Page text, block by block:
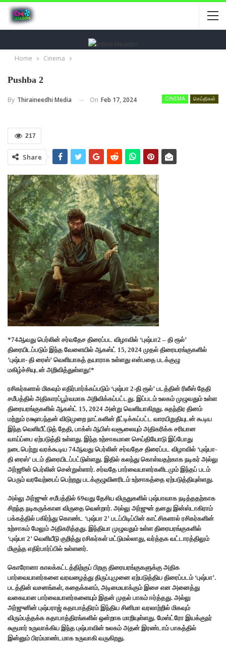
Home Cinema
Pushba 2
CINEMA செய்திகள்
By Thiraineedhi Media On Feb 17, 2024
217
Share
*74ஆவது பெர்லின் சர்வதேச திரைப்பட விழாவில் ‘புஷ்பா2 – தி ரூல்’
திரையிடப்படும் இந்த வேளையில் ஆகஸ்ட் 15, 2024 முதல் திரையரங்குகளில்
’புஷ்பா- தி ரைஸ்’ வெளியாகத் தயாராக உள்ளது என்பதை படக்குழு
மகிழ்ச்சியுடன் அறிவித்துள்ளது!*
ரசிகர்களால் மிகவும் எதிர்பார்க்கப்படும் ‘புஷ்பா 2-தி ரூல்’ படத்தின் ரிலீஸ் தேதி
சமீபத்தில் அதிகாரப்பூர்வமாக அறிவிக்கப்பட்டது. இப்படம் உலகம் முழுவதும் உள்ள
திரையரங்குகளில் ஆகஸ்ட் 15, 2024 அன்று வெளியாகிறது. சுதந்திர தினம்
மற்றும் ரக்ஷாபந்தன் விடுமுறை நாட்களின் நீட்டிக்கப்பட்ட வாரயிறுதியுடன் கூடிய
இந்த வெளியீட்டுத் தேதி, பாக்ஸ் ஆபிஸ் வசூலையும் அதிகரிக்க சரியான
வாய்ப்பை ஏற்படுத்தி உள்ளது. இந்த உற்சாகமான செய்தியோடு இப்போது
நடைபெற்று வரக்கூடிய 74ஆவது பெர்லின் சர்வதேச திரைப்பட விழாவில் ‘புஷ்பா-
தி ரைஸ்’ படம் திரையிடப்பட்டுள்ளது. இதில் கலந்து கொள்வதற்காக நடிகர் அல்லு
அர்ஜூன் பெர்லின் சென்றுள்ளார். சர்வதே பார்வையாளர்களிடமும் இந்தப் படம்
பெரும் வரவேற்பைப் பெற்றது படக்குழுவினரிடம் உற்சாகத்தை ஏற்படுத்தியுள்ளது.
அல்லு அர்ஜுன் சமீபத்தில் 69வது தேசிய விருதுகளில் புஷ்பாவாக நடித்ததற்காக
சிறந்த நடிகருக்கான விருதை வென்றார். அல்லு அர்ஜுன் தனது இன்ஸ்டாகிராம்
பக்கத்தில் பகிர்ந்து கொண்ட ‘புஷ்பா 2’ படப்பிடிப்பின் காட்சிகளால் ரசிகர்களின்
உற்சாகம் மேலும் அதிகரித்தது. இந்தியா முழுவதும் உள்ள திரையரங்குகளில்
‘புஷ்பா 2’ வெளியீடு குறித்து ரசிகர்கள் மட்டுமல்லாது, வர்த்தக வட்டாரத்திலும்
மிகுந்த எதிர்பார்ப்பில் உள்ளனர்.
கொரோனா காலக்கட்டத்திற்குப் பிறகு திரையரங்குகளுக்கு அதிக
பார்வையாளர்களை வரவழைத்து திருப்புமுனை ஏற்படுத்திய திரைப்படம் ‘புஷ்பா’.
படத்தின் வசனங்கள், கதைக்களம், அடிமையாக்கும் இசை என அனைத்து
வகையான பார்வையாளர்களையும் இதன் முதல் பாகம் ஈர்த்தது. அல்லு
அர்ஜுனின் புஷ்பராஜ் கதாபாத்திரம் இந்திய சினிமா வரலாற்றில் மிகவும்
விரும்பத்தக்க கதாபாத்திரங்களில் ஒன்றாக மாறியுள்ளது. மேஸ்ட்ரோ இயக்குநர்
சுகுமார் உருவாக்கிய இந்த புஷ்பாவின் உலகம் அதன் இரண்டாம் பாகத்தில்
இன்னும் பிரம்மாண்டமாக உருவாகி வருகிறது.